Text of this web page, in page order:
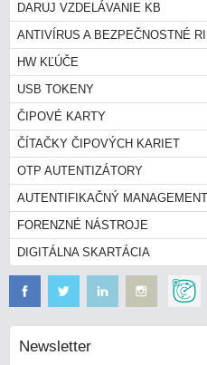
DARUJ VZDELÁVANIE KB
ANTIVÍRUS A BEZPEČNOSTNÉ
HW KĽÚČE
USB TOKENY
ČIPOVÉ KARTY
ČÍTAČKY ČIPOVÝCH KARIET
OTP AUTENTIZÁTORY
AUTENTIFIKAČNÝ MANAGEMENT
FORENZNÉ NÁSTROJE
DIGITÁLNA SKARTÁCIA
Newsletter